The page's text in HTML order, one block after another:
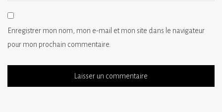
Enregistrer mon nom, mon e-mail et mon site dans le navigateur
pour mon prochain commentaire.